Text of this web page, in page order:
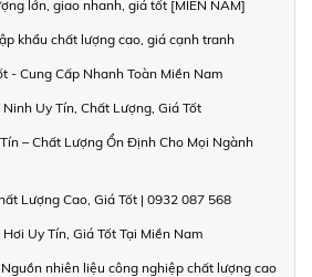
lớn, giao nhanh, giá tốt [MIỀN NAM]
khẩu chất lượng cao, giá cạnh tranh
- Cung Cấp Nhanh Toàn Miền Nam
Uy Tín, Chất Lượng, Giá Tốt
– Chất Lượng Ổn Định Cho Mọi Ngành
Lượng Cao, Giá Tốt | 0932 087 568
Uy Tín, Giá Tốt Tại Miền Nam
nhiên liệu công nghiệp chất lượng cao